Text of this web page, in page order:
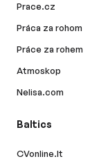
Prace.cz
Práca za rohom
Práce za rohem
Atmoskop
Nelisa.com
Baltics
CVonline.lt